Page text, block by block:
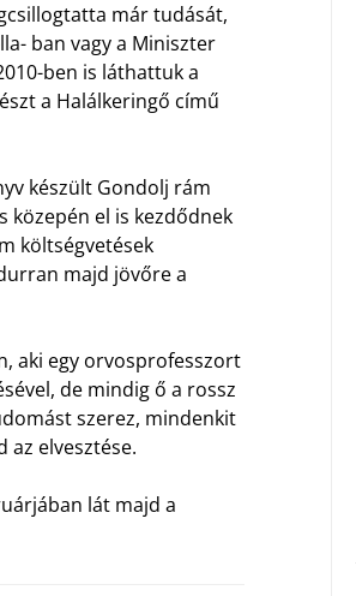
már tudását,
ban vagy a Miniszter
ben is láthattuk a
a Halálkeringő című
készült Gondolj rám
közepén el is kezdődnek
költségvetések
majd jövőre a
aki egy orvosprofesszort
de mindig ő a rossz
szerez, mindenkit
az elvesztése.
lát majd a